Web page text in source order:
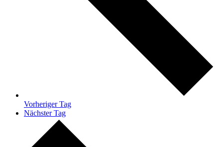
Vorheriger Tag
Nächster Tag